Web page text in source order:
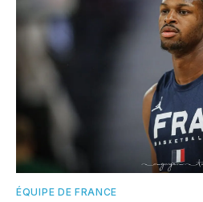
ÉQUIPE DE FRANCE